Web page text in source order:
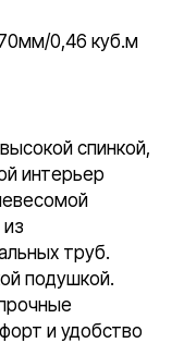
0,46 куб.м
спинкой,
интерьер
труб.
подушкой.
и удобство